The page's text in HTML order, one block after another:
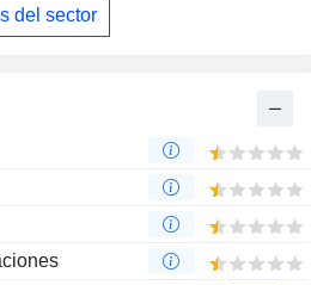
del sector